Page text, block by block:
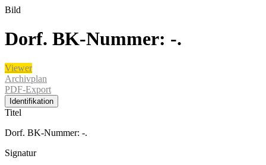
Bild
Dorf. BK-Nummer: -.
Viewer
Archivplan
PDF-Export
Identifikation
Titel
Dorf. BK-Nummer: -.
Signatur